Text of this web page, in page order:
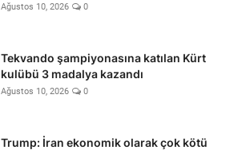
Ağustos 10, 2026 0
Tekvando şampiyonasına katılan Kürt
kulübü 3 madalya kazandı
Ağustos 10, 2026 0
Trump: İran ekonomik olarak çok kötü